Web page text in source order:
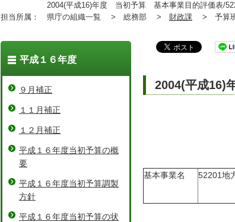
2004(平成16)年度 当初予算 基本事業目的評価表/
担当所属：
県庁の組織一覧 > 総務部 > 財政課 > 予算
2004(平成16)
基本事業名 52201地
平成１６年度
９月補正
１１月補正
１２月補正
平成１６年度当初予算の概
要
平成１６年度当初予算調製
方針
平成１６年度当初予算の状